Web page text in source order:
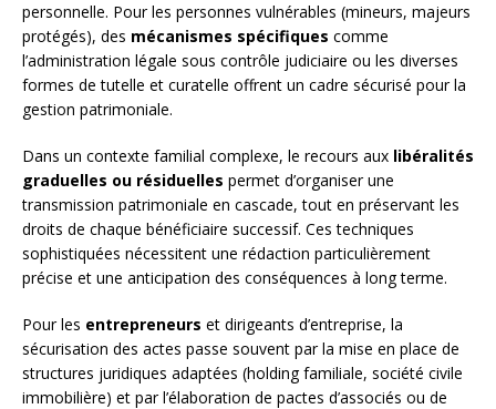
personnelle. Pour les personnes vulnérables (mineurs, majeurs
protégés), des mécanismes spécifiques comme
l’administration légale sous contrôle judiciaire ou les diverses
formes de tutelle et curatelle offrent un cadre sécurisé pour la
gestion patrimoniale.
Dans un contexte familial complexe, le recours aux libéralités
graduelles ou résiduelles permet d’organiser une
transmission patrimoniale en cascade, tout en préservant les
droits de chaque bénéficiaire successif. Ces techniques
sophistiquées nécessitent une rédaction particulièrement
précise et une anticipation des conséquences à long terme.
Pour les entrepreneurs et dirigeants d’entreprise, la
sécurisation des actes passe souvent par la mise en place de
structures juridiques adaptées (holding familiale, société civile
immobilière) et par l’élaboration de pactes d’associés ou de